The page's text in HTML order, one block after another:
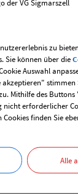
gefunden.
zu
Sie können über die
Auswahl
stimmen
Mithilfe des
nicht erforderlicher
finden Sie
Alle